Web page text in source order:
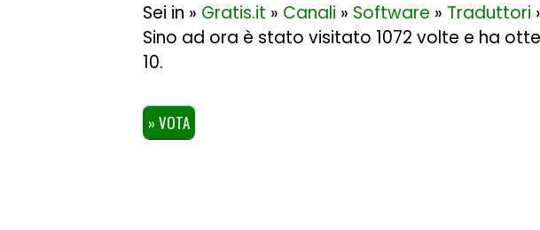
Sei in » Gratis.it » Canali » Software » Traduttori
Sino ad ora è stato visitato 1072 volte e ha
10.
» VOTA